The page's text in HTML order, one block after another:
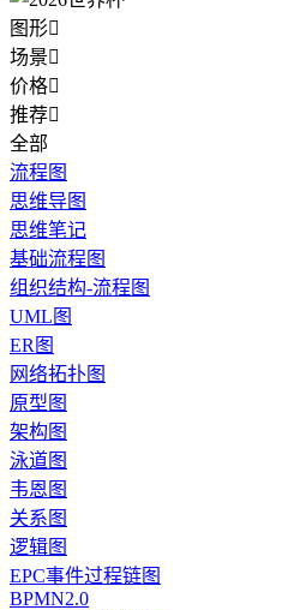
图形
场景
价格
推荐
全部
流程图
思维导图
思维笔记
基础流程图
组织结构-流程图
UML图
ER图
网络拓扑图
原型图
架构图
泳道图
韦恩图
关系图
逻辑图
EPC事件过程链图
BPMN2.0